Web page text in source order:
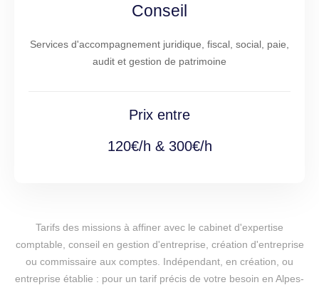
Conseil
Services d'accompagnement juridique, fiscal, social, paie,
audit et gestion de patrimoine
Prix entre
120€/h & 300€/h
Tarifs des missions à affiner avec le cabinet d'expertise
comptable, conseil en gestion d'entreprise, création d'entreprise
ou commissaire aux comptes. Indépendant, en création, ou
entreprise établie : pour un tarif précis de votre besoin en Alpes-